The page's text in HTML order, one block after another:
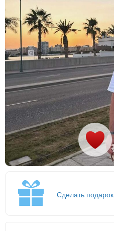
Сделать подарок